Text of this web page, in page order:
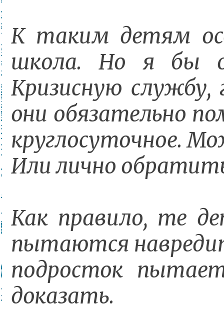
К таким детям
школа. Но я бы
Кризисную
они обязательно
круглосуточное.
Или лично
Как правило, те
пытаются
подросток
доказать.